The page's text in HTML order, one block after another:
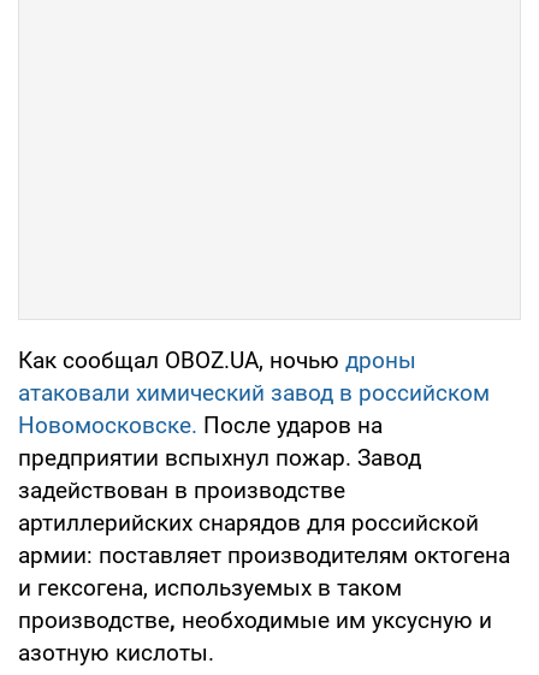
Как сообщал OBOZ.UA, ночью дроны
атаковали химический завод в российском
Новомосковске. После ударов на
предприятии вспыхнул пожар. Завод
задействован в производстве
артиллерийских снарядов для российской
армии: поставляет производителям октогена
и гексогена, используемых в таком
производстве, необходимые им уксусную и
азотную кислоты.